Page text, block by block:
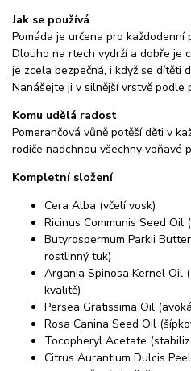
Jak se používá
Pomáda je určena pro každodenní
Dlouho na rtech vydrží a dobře je
je zcela bezpečná, i když se dítěti
Nanášejte ji v silnější vrstvě podle
Komu udělá radost
Pomerančová vůně potěší děti v
rodiče nadchnou všechny voňavé
Kompletní složení
Cera Alba (včelí vosk)
Ricinus Communis Seed Oil
Butyrospermum Parkii
rostlinný tuk)
Argania Spinosa Kernel Oil
kvalitě)
Persea Gratissima Oil
Rosa Canina Seed Oil
Tocopheryl Acetate
Citrus Aurantium Dulcis